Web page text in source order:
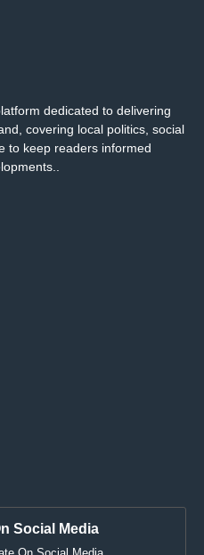
dedicated to delivering
covering local politics, social
to keep readers informed
Social Media